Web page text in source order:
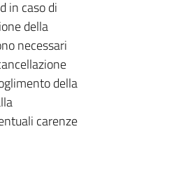
in caso di
della
necessari
della
carenze